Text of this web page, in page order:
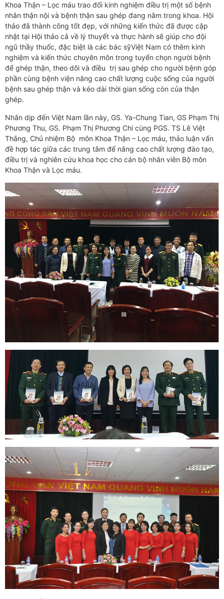
Khoa Thận – Lọc máu trao đổi kinh nghiệm điều trị một số bệnh
nhân thận nội và bệnh thận sau ghép đang nằm trong khoa. Hội
thảo đã thành công tốt đẹp, với những kiến thức đã được cập
nhật tại Hội thảo cả về lý thuyết và thực hành sẽ giúp cho đội
ngũ thầy thuốc, đặc biệt là các bác sỹViệt Nam có thêm kinh
nghiệm và kiến thức chuyên môn trong tuyển chọn người bệnh
để ghép thận, theo dõi và điều trị sau ghép cho người bệnh góp
phần cùng bệnh viện nâng cao chất lượng cuộc sống của người
bệnh sau ghép thận và kéo dài thời gian sống còn của thận
ghép.
Nhân dịp đến Việt Nam lần này, GS. Ya-Chung Tian, GS Phạm Thị
Phương Thu, GS. Phạm Thị Phương Chi cùng PGS. TS Lê Việt
Thắng, Chủ nhiệm Bộ môn Khoa Thận – Lọc máu, thảo luận vấn
đề hợp tác giữa các trung tâm để nâng cao chất lượng đào tạo,
điều trị và nghiên cứu khoa học cho cán bộ nhân viên Bộ môn
Khoa Thận và Lọc máu.